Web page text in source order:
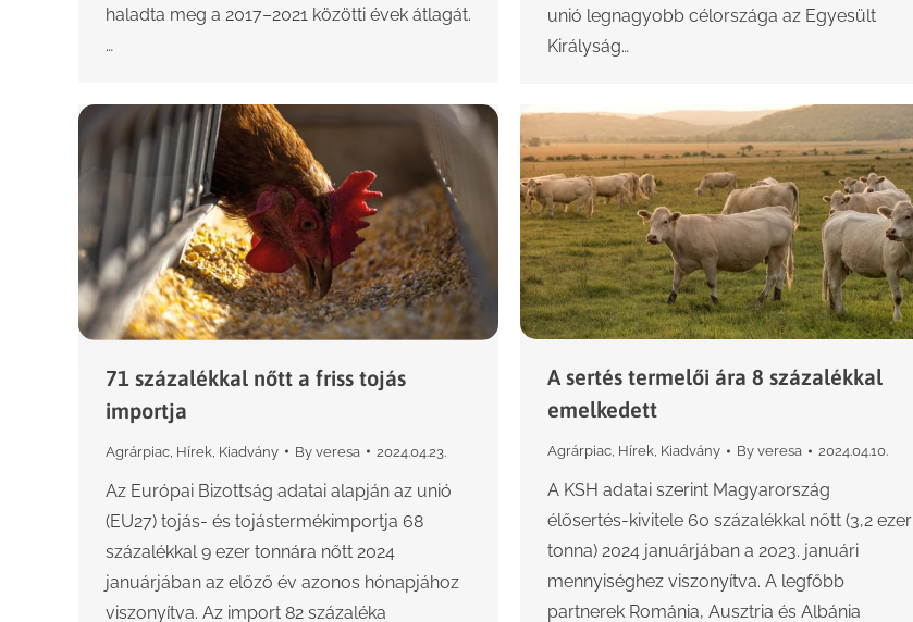
unió legnagyobb célországa az Egyesült
Királyság…
haladta meg a 2017–2021 közötti évek átlagát.
…
71 százalékkal nőtt a friss tojás
importja
Agrárpiac Hírek Kiadvány By veresa 2024.04.23.
Az Európai Bizottság adatai alapján az unió
(EU27) tojás- és tojástermékimportja 68
százalékkal 9 ezer tonnára nőtt 2024
januárjában az előző év azonos hónapjához
viszonyítva. Az import 82 százaléka
A sertés termelői ára 8 százalékkal
emelkedett
Agrárpiac, Hírek, Kiadvány By veresa 2024.04.10.
A KSH adatai szerint Magyarország
élősertés-kivitele 60 százalékkal nőtt (3,2 ezer
tonna) 2024 januárjában a 2023. januári
mennyiséghez viszonyítva. A legfőbb
partnerek Románia, Ausztria és Albánia